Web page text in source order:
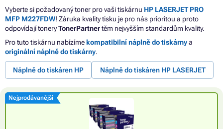
Vyberte si požadovaný toner pro vaši tiskárnu HP LASERJET PRO
MFP M227FDW! Záruka kvality tisku je pro nás prioritou a proto
odpovídají toneryTonerPartnertěm nejvyšším standardům kvality.
Pro tuto tiskárnu nabízíme kompatibilní náplně do tiskárnya
originální náplně do tiskárny.
Náplně do tiskáren HP Náplně do tiskáren HP LASERJET
Nejprodávanější